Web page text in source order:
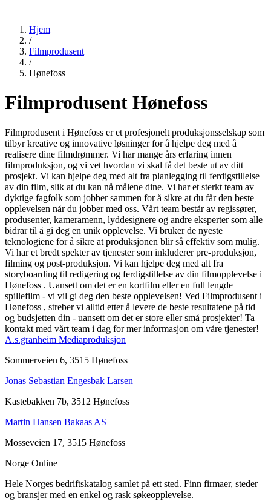
Hjem
/
Filmprodusent
/
Hønefoss
Filmprodusent Hønefoss
Filmprodusent i Hønefoss er et profesjonelt produksjonsselskap som
tilbyr kreative og innovative løsninger for å hjelpe deg med å
realisere dine filmdrømmer. Vi har mange års erfaring innen
filmproduksjon, og vi vet hvordan vi skal få det beste ut av ditt
prosjekt. Vi kan hjelpe deg med alt fra planlegging til ferdigstillelse
av din film, slik at du kan nå målene dine. Vi har et sterkt team av
dyktige fagfolk som jobber sammen for å sikre at du får den beste
opplevelsen når du jobber med oss. Vårt team består av regissører,
produsenter, kameramenn, lyddesignere og andre eksperter som alle
bidrar til å gi deg en unik opplevelse. Vi bruker de nyeste
teknologiene for å sikre at produksjonen blir så effektiv som mulig.
Vi har et bredt spekter av tjenester som inkluderer pre-produksjon,
filming og post-produksjon. Vi kan hjelpe deg med alt fra
storyboarding til redigering og ferdigstillelse av din filmopplevelse i
Hønefoss . Uansett om det er en kortfilm eller en full lengde
spillefilm - vi vil gi deg den beste opplevelsen! Ved Filmprodusent i
Hønefoss , streber vi alltid etter å levere de beste resultatene på tid
og budsjetten din - uansett om det er store eller små prosjekter! Ta
kontakt med vårt team i dag for mer informasjon om våre tjenester!
A.s.granheim Mediaproduksjon
Sommerveien 6, 3515 Hønefoss
Jonas Sebastian Engesbak Larsen
Kastebakken 7b, 3512 Hønefoss
Martin Hansen Bakaas AS
Mosseveien 17, 3515 Hønefoss
Norge Online
Hele Norges bedriftskatalog samlet på ett sted. Finn firmaer, steder
og bransjer med en enkel og rask søkeopplevelse.